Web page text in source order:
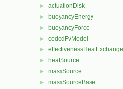
► actuationDisk
► buoyancyEnergy
► buoyancyForce
► codedFvModel
► effectivenessHeatExchanger
► heatSource
► massSource
► massSourceBase